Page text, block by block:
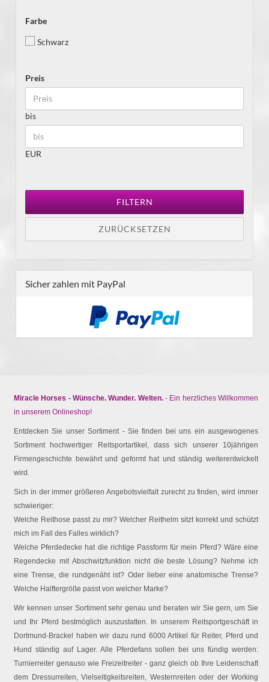
Farbe
Schwarz
Preis
bis
EUR
FILTERN
ZURÜCKSETZEN
Sicher zahlen mit PayPal
Miracle Horses - Wünsche. Wunder. Welten.- Ein herzliches Willkommen
in unserem Onlineshop!
Entdecken Sie unser Sortiment - Sie finden bei uns ein ausgewogenes
Sortiment hochwertiger Reitsportartikel, dass sich unserer 10jährigen
Firmengeschichte bewährt und geformt hat und ständig weiterentwickelt
wird.
Sich in der immer größeren Angebotsvielfalt zurecht zu finden, wird immer
schwieriger:
Welche Reithose passt zu mir? Welcher Reithelm sitzt korrekt und schützt
mich im Fall des Falles wirklich?
Welche Pferdedecke hat die richtige Passform für mein Pferd? Wäre eine
Regendecke mit Abschwitzfunktion nicht die beste Lösung? Nehme ich
eine Trense, die rundgenäht ist? Oder lieber eine anatomische Trense?
Welche Halftergröße passt von welcher Marke?
Wir kennen unser Sortiment sehr genau und beraten wir Sie gern, um Sie
und Ihr Pferd bestmöglich auszustatten. In unserem Reitsportgeschäft in
Dortmund-Brackel haben wir dazu rund 6000 Artikel für Reiter, Pferd und
Hund ständig auf Lager. Alle Pferdefans sollen bei uns fündig werden:
Turnierreiter genauso wie Freizeitreiter - ganz gleich ob Ihre Leidenschaft
dem Dressurreiten, Vielseitigkeitsreiten, Westernreiten oder der Working